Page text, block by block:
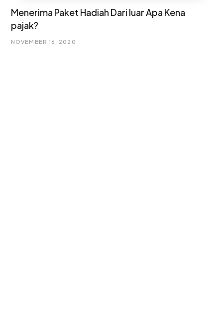
Menerima Paket Hadiah Dari luar Apa Kena
pajak?
NOVEMBER 16, 2020